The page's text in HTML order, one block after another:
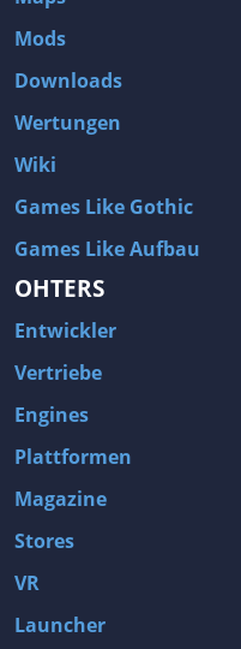
Mods
Downloads
Wertungen
Wiki
Games Like Gothic
Games Like Aufbau
OHTERS
Entwickler
Vertriebe
Engines
Plattformen
Magazine
Stores
VR
Launcher